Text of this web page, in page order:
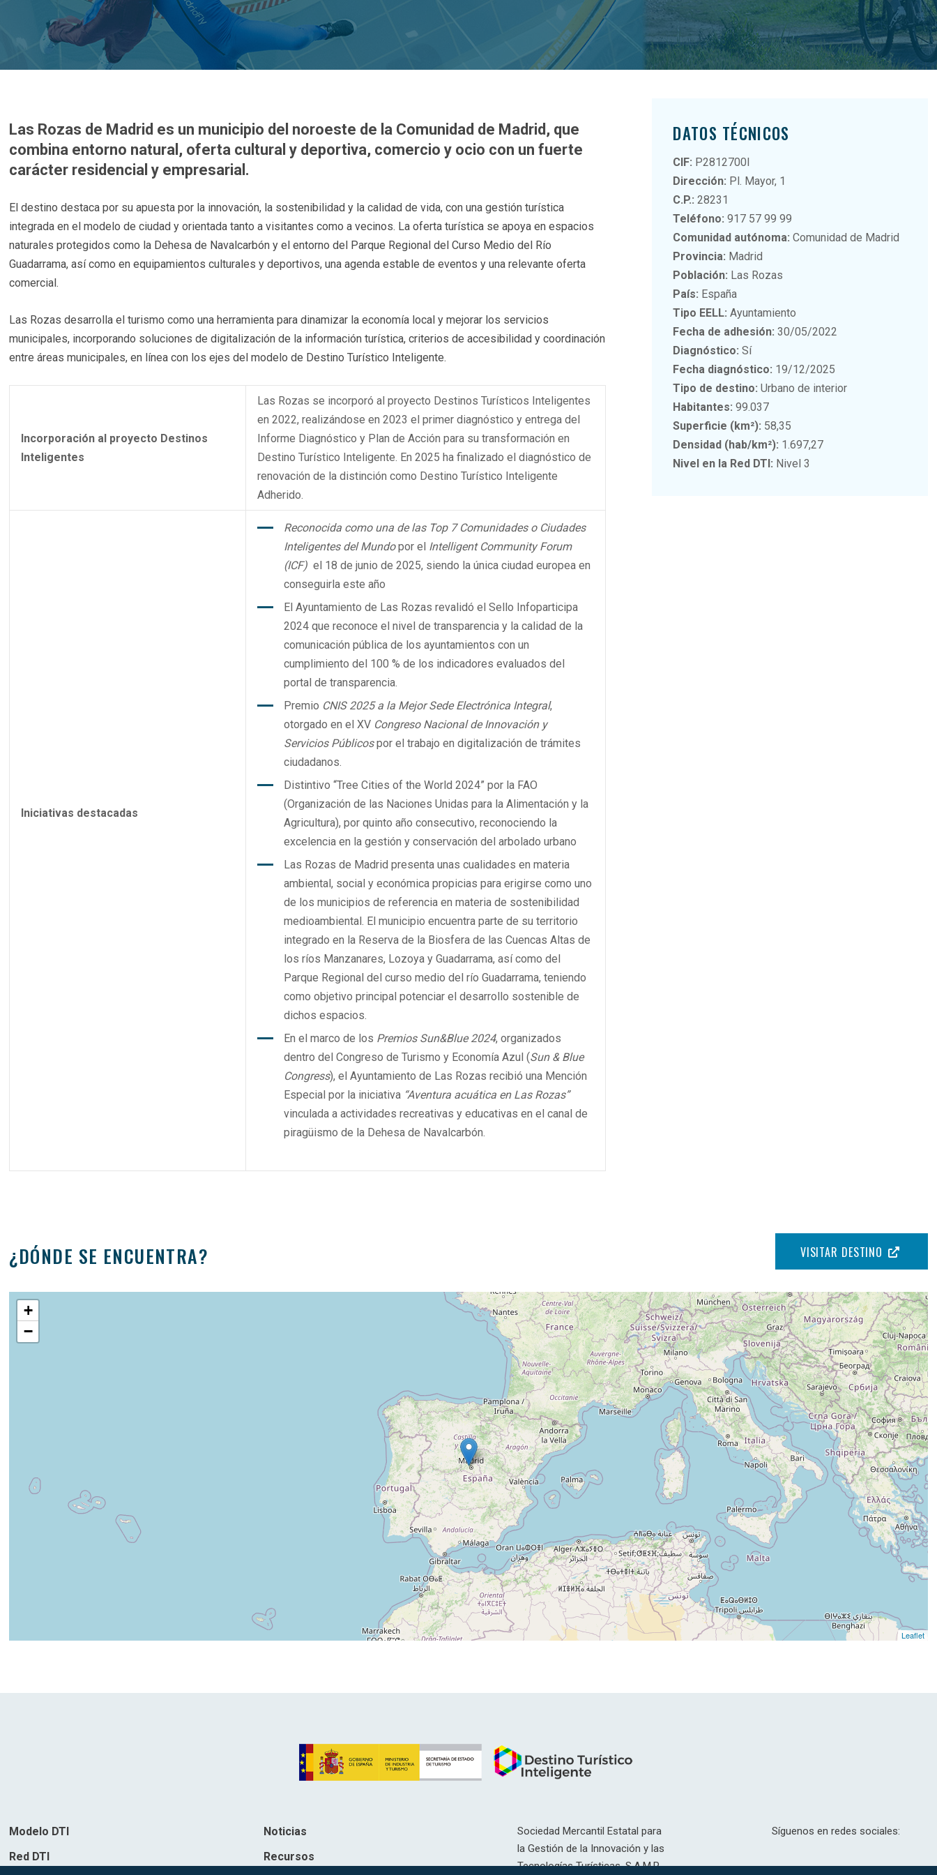
Las Rozas de Madrid es un municipio del noroeste de la Comunidad de Madrid, que
combina entorno natural, oferta cultural y deportiva, comercio y ocio con un fuerte
carácter residencial y empresarial.
El destino destaca por su apuesta por la innovación, la sostenibilidad y la calidad de vida, con una gestión turística
integrada en el modelo de ciudad y orientada tanto a visitantes como a vecinos. La oferta turística se apoya en espacios
naturales protegidos como la Dehesa de Navalcarbón y el entorno del Parque Regional del Curso Medio del Río
Guadarrama, así como en equipamientos culturales y deportivos, una agenda estable de eventos y una relevante oferta
comercial.
Las Rozas desarrolla el turismo como una herramienta para dinamizar la economía local y mejorar los servicios
municipales, incorporando soluciones de digitalización de la información turística, criterios de accesibilidad y coordinación
entre áreas municipales, en línea con los ejes del modelo de Destino Turístico Inteligente.
Incorporación al proyecto Destinos
Inteligentes
Las Rozas se incorporó al proyecto Destinos Turísticos Inteligentes
en 2022, realizándose en 2023 el primer diagnóstico y entrega del
Informe Diagnóstico y Plan de Acción para su transformación en
Destino Turístico Inteligente. En 2025 ha finalizado el diagnóstico de
renovación de la distinción como Destino Turístico Inteligente
Adherido.
Iniciativas destacadas
Reconocida como una de las Top 7 Comunidades o Ciudades
Inteligentes del Mundopor el Intelligent Community Forum
(ICF)el 18 de junio de 2025, siendo la única ciudad europea en
conseguirla este año
El Ayuntamiento de Las Rozas revalidó el Sello Infoparticipa
2024 que reconoce el nivel de transparencia y la calidad de la
comunicación pública de los ayuntamientos con un
cumplimiento del 100 % de los indicadores evaluados del
portal de transparencia.
Premio CNIS 2025 a la Mejor Sede Electrónica Integral,
otorgado en el XV Congreso Nacional de Innovación y
Servicios Públicospor el trabajo en digitalización de trámites
ciudadanos.
Distintivo “Tree Cities of the World 2024” por la FAO
(Organización de las Naciones Unidas para la Alimentación y la
Agricultura), por quinto año consecutivo, reconociendo la
excelencia en la gestión y conservación del arbolado urbano
Las Rozas de Madrid presenta unas cualidades en materia
ambiental, social y económica propicias para erigirse como uno
de los municipios de referencia en materia de sostenibilidad
medioambiental. El municipio encuentra parte de su territorio
integrado en la Reserva de la Biosfera de las Cuencas Altas de
los ríos Manzanares, Lozoya y Guadarrama, así como del
Parque Regional del curso medio del río Guadarrama, teniendo
como objetivo principal potenciar el desarrollo sostenible de
dichos espacios.
En el marco de los Premios Sun&Blue 2024, organizados
dentro del Congreso de Turismo y Economía Azul (Sun & Blue
Congress), el Ayuntamiento de Las Rozas recibió una Mención
Especial por la iniciativa “Aventura acuática en Las Rozas”
vinculada a actividades recreativas y educativas en el canal de
piragüismo de la Dehesa de Navalcarbón.
DATOS TÉCNICOS
CIF: P2812700I
Dirección: Pl. Mayor, 1
C.P.: 28231
Teléfono: 917 57 99 99
Comunidad autónoma: Comunidad de Madrid
Provincia: Madrid
Población: Las Rozas
País: España
Tipo EELL: Ayuntamiento
Fecha de adhesión: 30/05/2022
Diagnóstico: Sí
Fecha diagnóstico: 19/12/2025
Tipo de destino: Urbano de interior
Habitantes: 99.037
Superficie (km²): 58,35
Densidad (hab/km²): 1.697,27
Nivel en la Red DTI: Nivel 3
¿DÓNDE SE ENCUENTRA? VISITAR DESTINO
+
−
Leaflet
Modelo DTI
Red DTI
Noticias
Recursos
Sociedad Mercantil Estatal para
la Gestión de la Innovación y las
Tecnologías Turísticas, S.A.M.P.
Síguenos en redes sociales: